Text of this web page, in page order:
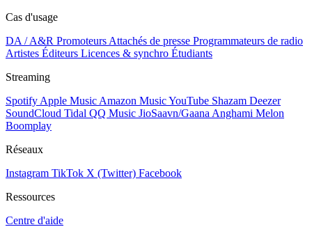
Cas d'usage
DA / A&R Promoteurs Attachés de presse Programmateurs de radio
Artistes Éditeurs Licences & synchro Étudiants
Streaming
Spotify Apple Music Amazon MusicYouTube Shazam Deezer
SoundCloud Tidal QQ Music JioSaavn/Gaana Anghami Melon
Boomplay
Réseaux
Instagram TikTok X (Twitter) Facebook
Ressources
Centre d'aide